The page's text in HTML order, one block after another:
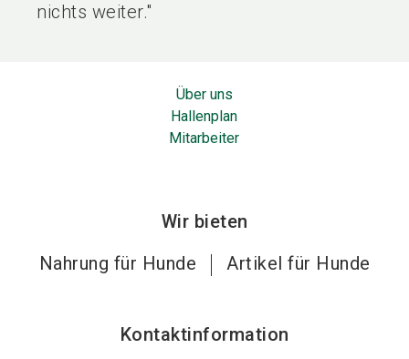
nichts weiter."
Über uns
Hallenplan
Mitarbeiter
Wir bieten
Nahrung für Hunde
Artikel für Hunde
Kontaktinformation